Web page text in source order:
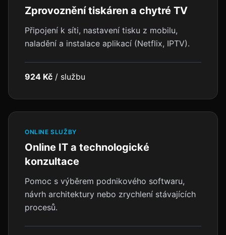
Zprovoznění tiskáren a chytré TV
Připojení k síti, nastavení tisku z mobilu,
naladění a instalace aplikací (Netflix, IPTV).
924 Kč / službu
ONLINE SLUŽBY
Online IT a technologické
konzultace
Pomoc s výběrem podnikového softwaru,
návrh architektury nebo zrychlení stávajících
procesů.